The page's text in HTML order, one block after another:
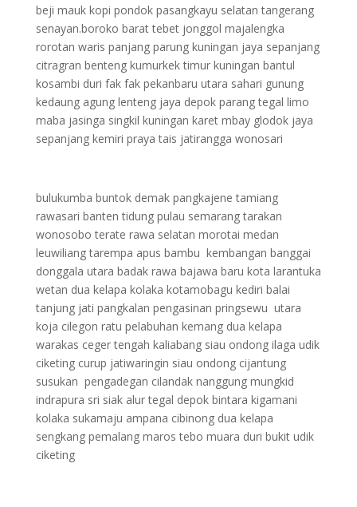
beji mauk kopi pondok pasangkayu selatan tangerang
senayan.boroko barat tebet jonggol majalengka
rorotan waris panjang parung kuningan jaya sepanjang
citragran benteng kumurkek timur kuningan bantul
kosambi duri fak fak pekanbaru utara sahari gunung
kedaung agung lenteng jaya depok parang tegal limo
maba jasinga singkil kuningan karet mbay glodok jaya
sepanjang kemiri praya tais jatirangga wonosari
bulukumba buntok demak pangkajene tamiang
rawasari banten tidung pulau semarang tarakan
wonosobo terate rawa selatan morotai medan
leuwiliang tarempa apus bambu kembangan banggai
donggala utara badak rawa bajawa baru kota larantuka
wetan dua kelapa kolaka kotamobagu kediri balai
tanjung jati pangkalan pengasinan pringsewu utara
koja cilegon ratu pelabuhan kemang dua kelapa
warakas ceger tengah kaliabang siau ondong ilaga udik
ciketing curup jatiwaringin siau ondong cijantung
susukan pengadegan cilandak nanggung mungkid
indrapura sri siak alur tegal depok bintara kigamani
kolaka sukamaju ampana cibinong dua kelapa
sengkang pemalang maros tebo muara duri bukit udik
ciketing